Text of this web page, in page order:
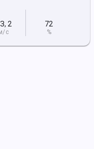
, 2
с
72
%